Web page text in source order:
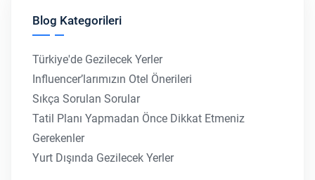
Blog Kategorileri
Türkiye'de Gezilecek Yerler
Influencer’larımızın Otel Önerileri
Sıkça Sorulan Sorular
Tatil Planı Yapmadan Önce Dikkat Etmeniz
Gerekenler
Yurt Dışında Gezilecek Yerler